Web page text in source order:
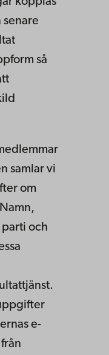
senare
så
samlar vi
om
och
e-